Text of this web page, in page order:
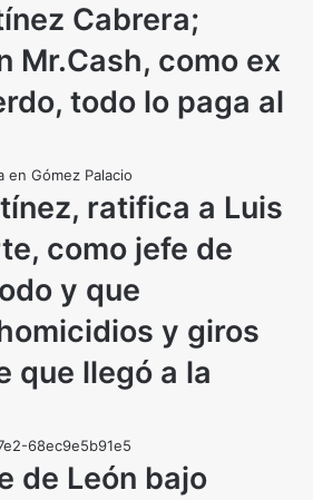
Cabrera;
Mr.Cash, como ex
todo lo paga al
ratifica a Luis
como jefe de
y que
y giros
que llegó a la
de León bajo